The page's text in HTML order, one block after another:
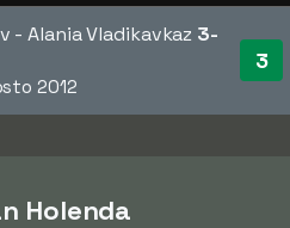
- Alania Vladikavkaz 3-
2012
3
Holenda